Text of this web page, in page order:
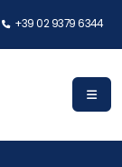
+39 02 9379 6344